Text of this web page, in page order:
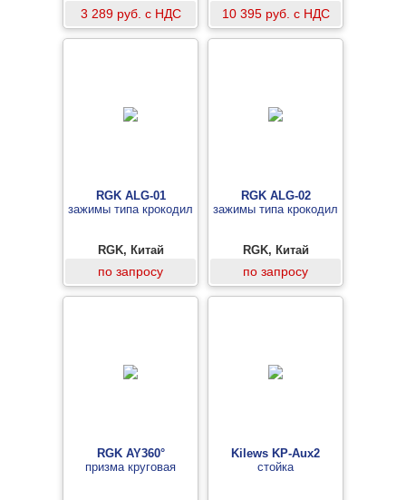
3 289 руб. с НДС 10 395 руб. с НДС
RGK ALG-01
зажимы типа крокодил
RGK, Китай
по запросу
RGK ALG-02
зажимы типа крокодил
RGK, Китай
по запросу
RGK AY360°
призма круговая
Kilews KP-Aux2
стойка